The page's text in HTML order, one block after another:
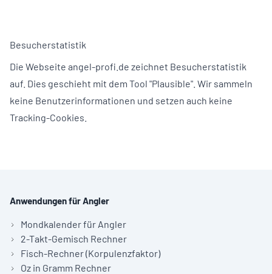
Besucherstatistik
Die Webseite angel-profi.de zeichnet Besucherstatistik
auf. Dies geschieht mit dem Tool "Plausible". Wir sammeln
keine Benutzerinformationen und setzen auch keine
Tracking-Cookies.
Anwendungen für Angler
Mondkalender für Angler
2-Takt-Gemisch Rechner
Fisch-Rechner (Korpulenzfaktor)
Oz in Gramm Rechner